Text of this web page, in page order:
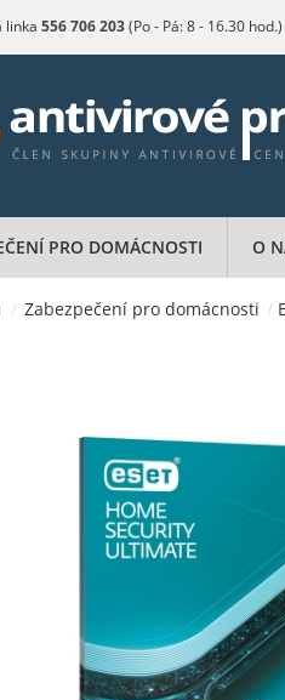
linka 556 706 203(Po - Pá: 8 - 16.30 hod.)
PRO DOMÁCNOSTI O
/ Zabezpečení pro domácnosti /